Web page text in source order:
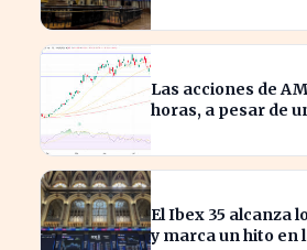
Las acciones de
horas, a pesar de
El Ibex 35 alcanza
y marca un hito en